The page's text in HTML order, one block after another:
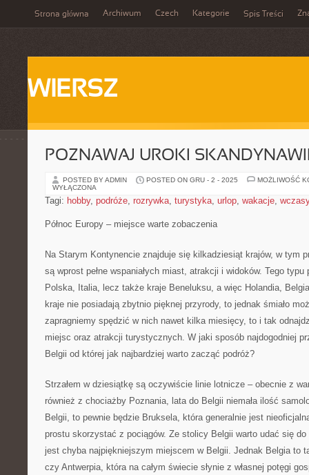
Strona główna Archiwum Czech Kategorie Spis Treści
WIERSZ
POZNAWAJ UROKI
POSTED BY ADMIN POSTED ON GRU - 2 - 2025
MOŻLIWOŚĆ
WYŁĄCZONA
Tagi: hobby, podróże, rozrywka, turystyka, urlop, wakacje,
Północ Europy – miejsce warte zobaczenia
Na Starym Kontynencie znajduje się kilkadziesiąt krajów, w tym
są wprost pełne wspaniałych miast, atrakcji i widoków. Tego
Polska, Italia, lecz także kraje Beneluksu, a więc Holandia,
kraje nie posiadają zbytnio pięknej przyrody, to jednak śmiało
zapragniemy spędzić w nich nawet kilka miesięcy, to i tak
miejsc oraz atrakcji turystycznych. W jaki sposób najdogodniej
Belgii od której jak najbardziej warto zacząć podróż?
Strzałem w dziesiątkę są oczywiście linie lotnicze – obecnie z
również z chociażby Poznania, lata do Belgii niemała ilość
Belgii, to pewnie będzie Bruksela, która generalnie jest
prostu skorzystać z pociągów. Ze stolicy Belgii warto udać się
jest chyba najpiękniejszym miejscem w Belgii. Jednak Belgia to
czy Antwerpia, która na całym świecie słynie z własnej potęgi